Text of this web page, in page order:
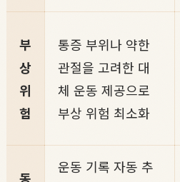
부
상
위
험
통증 부위나 약한
관절을 고려한 대
체 운동 제공으로
부상 위험 최소화
동
운동 기록 자동 추